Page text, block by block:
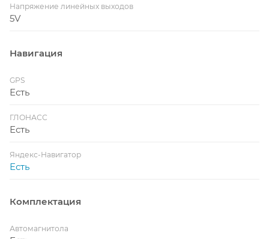
Напряжение линейных выходов
5V
Навигация
GPS
Есть
ГЛОНАСС
Есть
Яндекс-Навигатор
Есть
Комплектация
Автомагнитола